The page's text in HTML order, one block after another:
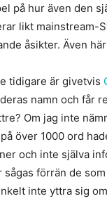
på hur även den
likt mainstream-
åsikter. Även
tidigare är givetvis
namn och får
Om jag inte
över 1000 ord
och inte själva
förrän de
inte yttra sig